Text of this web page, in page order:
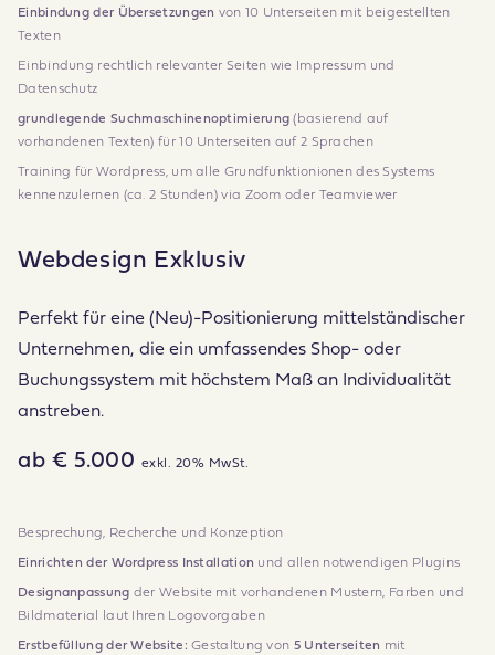
Einbindung der Übersetzungen von 10 Unterseiten mit beigestellten
Texten
Einbindung rechtlich relevanter Seiten wie Impressum und
Datenschutz
grundlegende Suchmaschinenoptimierung (basierend auf
vorhandenen Texten) für 10 Unterseiten auf 2 Sprachen
Training für Wordpress, um alle Grundfunktionionen des Systems
kennenzulernen (ca. 2 Stunden) via Zoom oder Teamviewer
Webdesign Exklusiv
Perfekt für eine (Neu)-Positionierung mittelständischer
Unternehmen, die ein umfassendes Shop- oder
Buchungs­system mit höchstem Maß an Individualität
anstreben.
ab € 5.000 exkl. 20% MwSt.
Besprechung, Recherche und Konzeption
Einrichten der Wordpress Installation und allen notwendigen Plugins
Designanpassung der Website mit vorhandenen Mustern, Farben und
Bildmaterial laut Ihren Logovorgaben
Erstbefüllung der Website: Gestaltung von 5 Unterseiten mit